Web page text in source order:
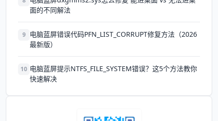
面的不同解法
9 电脑蓝屏错误代码PFN_LIST_CORRUPT修复方法（2026
最新版）
10 电脑蓝屏提示NTFS_FILE_SYSTEM错误？这5个方法教你
快速解决